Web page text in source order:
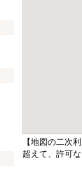
【地図の二次
超えて、許可